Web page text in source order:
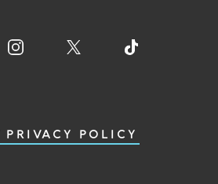
PRIVACY POLICY